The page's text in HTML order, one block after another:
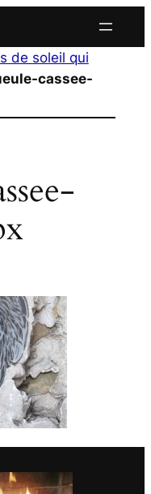
de soleil qui
cassee-